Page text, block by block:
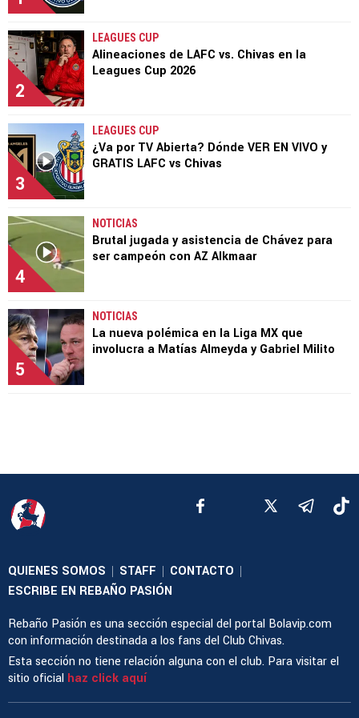
2
LEAGUES CUP
Alineaciones de LAFC vs. Chivas en la
Leagues Cup 2026
3
LEAGUES CUP
¿Va por TV Abierta? Dónde VER EN VIVO y
GRATIS LAFC vs Chivas
4
NOTICIAS
Brutal jugada y asistencia de Chávez para
ser campeón con AZ Alkmaar
5
NOTICIAS
La nueva polémica en la Liga MX que
involucra a Matías Almeyda y Gabriel Milito
QUIENES SOMOS | STAFF | CONTACTO |
ESCRIBE EN REBAÑO PASIÓN
Rebaño Pasión es una sección especial del portal Bolavip.com
con información destinada a los fans del Club Chivas.
Esta sección no tiene relación alguna con el club. Para visitar el
sitio oficial haz click aquí